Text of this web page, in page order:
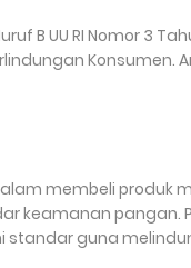
B UU RI Nomor 3
Konsumen.
membeli produk
keamanan pangan.
guna